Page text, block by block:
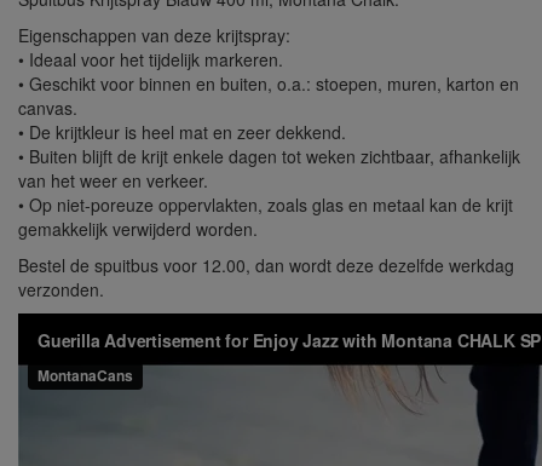
Eigenschappen van deze krijtspray:
• Ideaal voor het tijdelijk markeren.
• Geschikt voor binnen en buiten, o.a.: stoepen, muren, karton en
canvas.
• De krijtkleur is heel mat en zeer dekkend.
• Buiten blijft de krijt enkele dagen tot weken zichtbaar, afhankelijk
van het weer en verkeer.
• Op niet-poreuze oppervlakten, zoals glas en metaal kan de krijt
gemakkelijk verwijderd worden.
Bestel de spuitbus voor 12.00, dan wordt deze dezelfde werkdag
verzonden.